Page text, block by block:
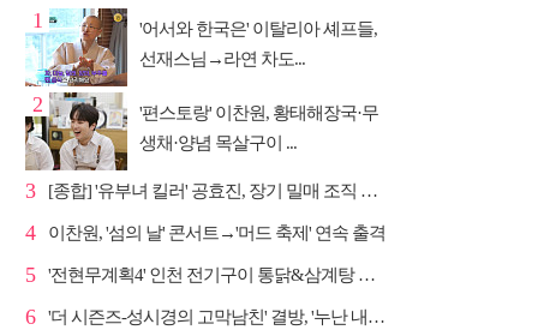
1
'어서와 한국은' 이탈리아 셰프들,
선재스님→라연 차도...
2
'편스토랑' 이찬원, 황태해장국·무
생채·양념 목살구이 ...
3 [종합] '유부녀 킬러' 공효진, 장기 밀매 조직 소탕…4...
4 이찬원, '섬의 날' 콘서트→'머드 축제' 연속 출격
5 '전현무계획4' 인천 전기구이 통닭&삼계탕 노포 맛집 탐방
6 '더 시즌즈-성시경의 고막남친' 결방, '누난 내게 여자...